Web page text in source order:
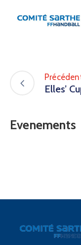
Elles’
Evenements